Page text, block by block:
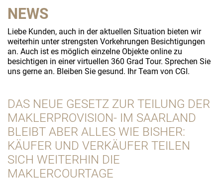
NEWS
Liebe Kunden, auch in der aktuellen Situation bieten wir
weiterhin unter strengsten Vorkehrungen Besichtigungen
an. Auch ist es möglich einzelne Objekte online zu
besichtigen in einer virtuellen 360 Grad Tour. Sprechen Sie
uns gerne an. Bleiben Sie gesund. Ihr Team von CGI.
DAS NEUE GESETZ ZUR TEILUNG DER
MAKLERPROVISION- IM SAARLAND
BLEIBT ABER ALLES WIE BISHER:
KÄUFER UND VERKÄUFER TEILEN
SICH WEITERHIN DIE
MAKLERCOURTAGE